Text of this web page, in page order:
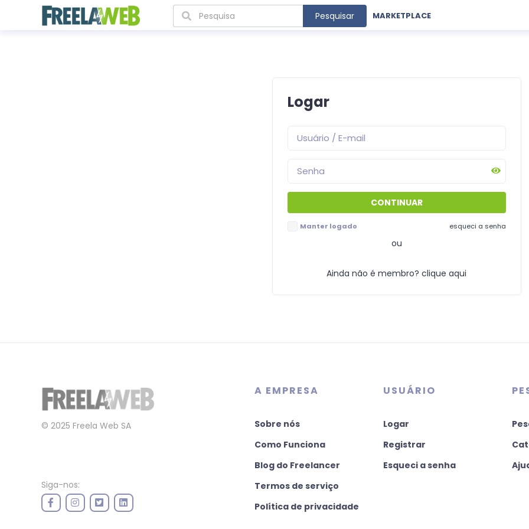
Pesquisar MARKETPLACE
Logar
Manter logado esqueci a senha
ou
Ainda não é membro? clique aqui
© 2025 Freela Web SA
Siga-nos:
A EMPRESA
Sobre nós
Como Funciona
Blog do Freelancer
Termos de serviço
Política de privacidade
USUÁRIO
Logar
Registrar
Esqueci a senha